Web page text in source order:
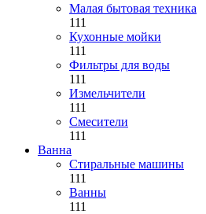
Малая бытовая техника
111
Кухонные мойки
111
Фильтры для воды
111
Измельчители
111
Смесители
111
Ванна
Стиральные машины
111
Ванны
111